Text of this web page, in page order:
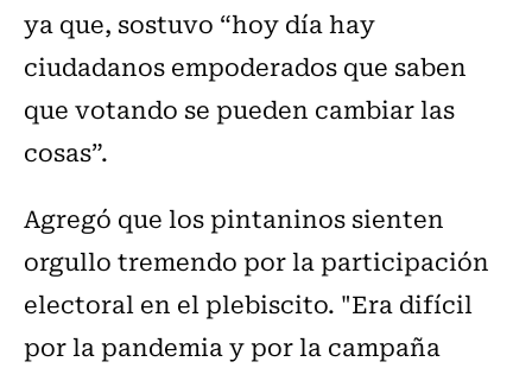
ya que, sostuvo “hoy día hay
ciudadanos empoderados que saben
que votando se pueden cambiar las
cosas”.
Agregó que los pintaninos sienten
orgullo tremendo por la participación
electoral en el plebiscito. "Era difícil
por la pandemia y por la campaña